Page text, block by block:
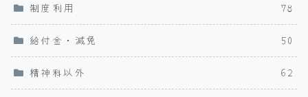
制度利用 78
給付金・減免 50
精神科以外 62